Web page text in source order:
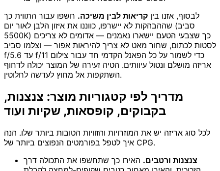
לבסוף, אזנו בין קריאוּת לבין משיכה. חשפו עבור התווית כך
שההבהקות לא יישרפו, כווננו את איזון הלבן לאור יום (סביב
5500K) כך שצבעי הטעם יישארו נאמנים — אדומים לא צריכים
לסטות לכתום, שחור מאט לא צריך להיראות אפור — וצלמו סביב
f/5.6 עד f/11 כדי לשמור על כל הפאנל הקדמי חד עבור צילום
אריזה מושלם ונטול עיוותים. הטיה זעירה של המוצר יכולה לדחוף
השתקפות אל מחוץ לעדשה לחלוטין.
מדריך לפי קטגוריות מוצר: צנצנות,
בקבוקים, קופסאות, שקיות ועוד
לכל סוג אריזה יש את המוזרויות והזוויות הטובות ביותר שלו. הנה
איך לטפל בפורמטים הנפוצים ביותר של CPG.
צנצנות ורטבים. האירו כך שתחשפו את התכולה דרך